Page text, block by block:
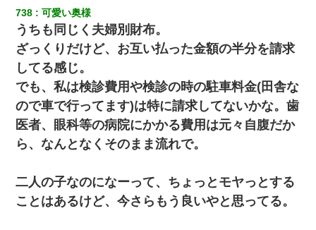
て知ってる？」
父親がくも膜下出血で突然ﾀﾋ。→母の貯金が0なことが判明。→母
「私を家に置いてほしい、どうか見捨てないで(土下座」俺・嫁
「…」
【衝撃】嫁父の会社に勤続１０年、手取り１４万 → 俺「２２万も
らえる会社から誘われた。転職したい」義父「クビ！（激怒」嫁
「離婚！（激怒」
ｗ
日航機墜落事故の「ここからは日本語で大丈夫ですよ〜」の絶望
738 可愛い奥様
うちも同じく夫婦別財布。
ざっくりだけど、お互い払った金額の半分を請求
してる感じ。
でも、私は検診費用や検診の時の駐車料金(田舎な
ので車で行ってます)は特に請求してないかな。歯
医者、眼科等の病院にかかる費用は元々自腹だか
ら、なんとなくそのまま流れで。
二人の子なのになーって、ちょっとモヤっとする
ことはあるけど、今さらもう良いやと思ってる。